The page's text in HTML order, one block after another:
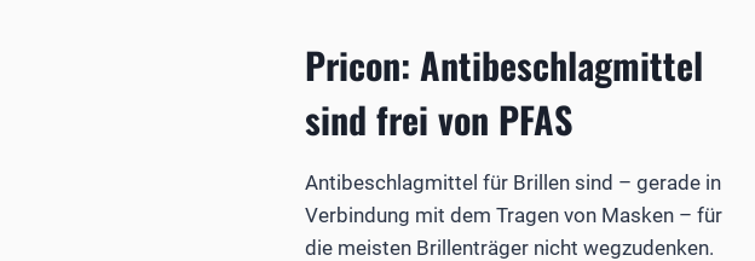
Pricon: Antibeschlagmittel
sind frei von PFAS
Antibeschlagmittel für Brillen sind – gerade in
Verbindung mit dem Tragen von Masken – für
die meisten Brillenträger nicht wegzudenken.